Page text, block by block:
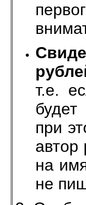
т.е.
при
автор
на
не